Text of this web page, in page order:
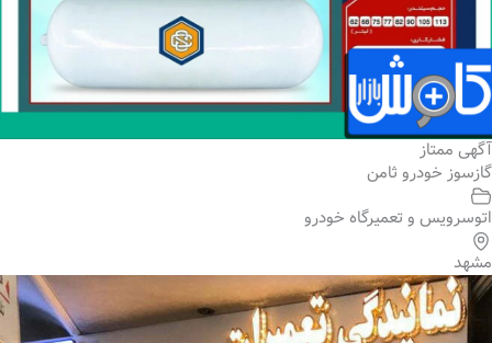
آگهی ممتاز
گازسوز خودرو ثامن
اتوسرویس و تعمیرگاه خودرو
مشهد